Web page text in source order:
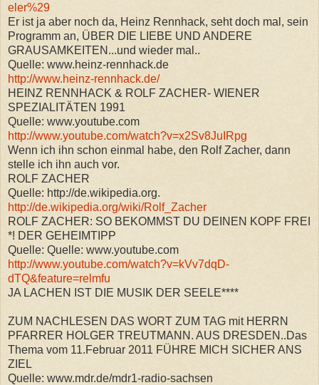
eler%29
Er ist ja aber noch da, Heinz Rennhack, seht doch mal, sein
Programm an, ÜBER DIE LIEBE UND ANDERE
GRAUSAMKEITEN...und wieder mal..
Quelle: www.heinz-rennhack.de
http://www.heinz-rennhack.de/
HEINZ RENNHACK & ROLF ZACHER- WIENER
SPEZIALITÄTEN 1991
Quelle: www.youtube.com
http://www.youtube.com/watch?v=x2Sv8JuIRpg
Wenn ich ihn schon einmal habe, den Rolf Zacher, dann
stelle ich ihn auch vor.
ROLF ZACHER
Quelle: http://de.wikipedia.org.
http://de.wikipedia.org/wiki/Rolf_Zacher
ROLF ZACHER: SO BEKOMMST DU DEINEN KOPF FREI
*! DER GEHEIMTIPP
Quelle: Quelle: www.youtube.com
http://www.youtube.com/watch?v=kVv7dqD-
dTQ&feature=relmfu
JA LACHEN IST DIE MUSIK DER SEELE****
ZUM NACHLESEN DAS WORT ZUM TAG mit HERRN
PFARRER HOLGER TREUTMANN. AUS DRESDEN..Das
Thema vom 11.Februar 2011 FÜHRE MICH SICHER ANS
ZIEL
Quelle: www.mdr.de/mdr1-radio-sachsen